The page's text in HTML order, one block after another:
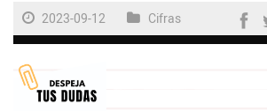
Ciencia y Tecnología
Internacional
2023-09-12 Cifras